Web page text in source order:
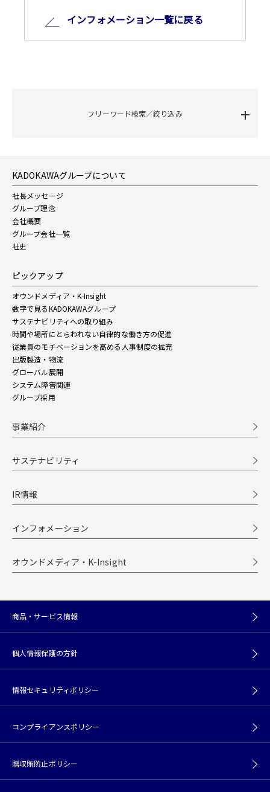
インフォメーション⼀覧に戻る
フリーワード検索／絞り込み
KADOKAWAグループについて
社長メッセージ
グループ理念
会社概要
グループ会社一覧
社史
ピックアップ
オウンドメディア・K-Insight
数字で見るKADOKAWAグループ
サステナビリティへの取り組み
時間や場所にとらわれない自律的な働き方の促進
従業員のモチベーションを高める人事制度の拡充
出版製造・物流
グローバル展開
システム障害関連
グループ採用
事業紹介
サステナビリティ
IR情報
インフォメーション
オウンドメディア・K-Insight
商品・サービス情報
個人情報保護の方針
情報セキュリティポリシー
コンプライアンスポリシー
贈収賄防止ポリシー